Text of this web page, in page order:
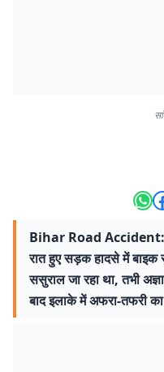
Bihar Road Accident:
रात हुए सड़क हादसे में बाइक
ससुराल जा रहा था, तभी
बाद इलाके में अफरा-तफरी